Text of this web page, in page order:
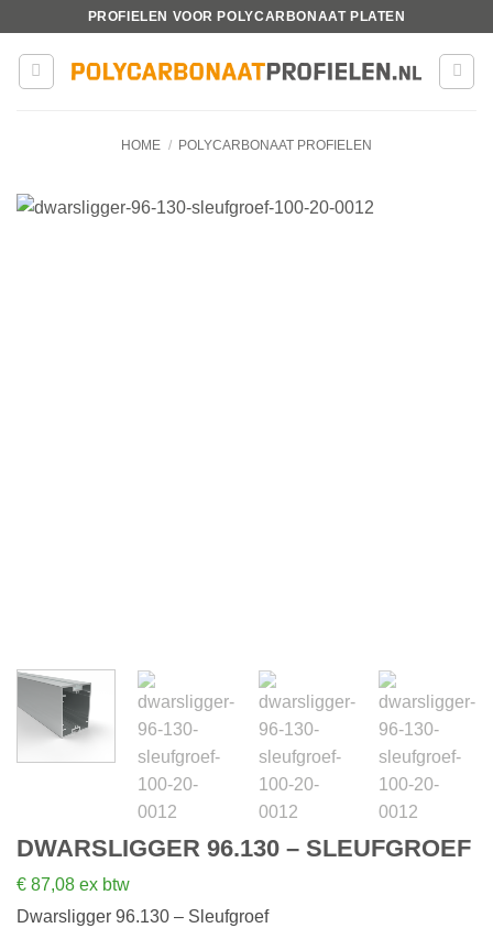
inhoud
PROFIELEN VOOR POLYCARBONAAT PLATEN
HOME / POLYCARBONAAT PROFIELEN
DWARSLIGGER 96.130 – SLEUFGROEF
€ 87,08 ex btw
Dwarsligger 96.130 – Sleufgroef